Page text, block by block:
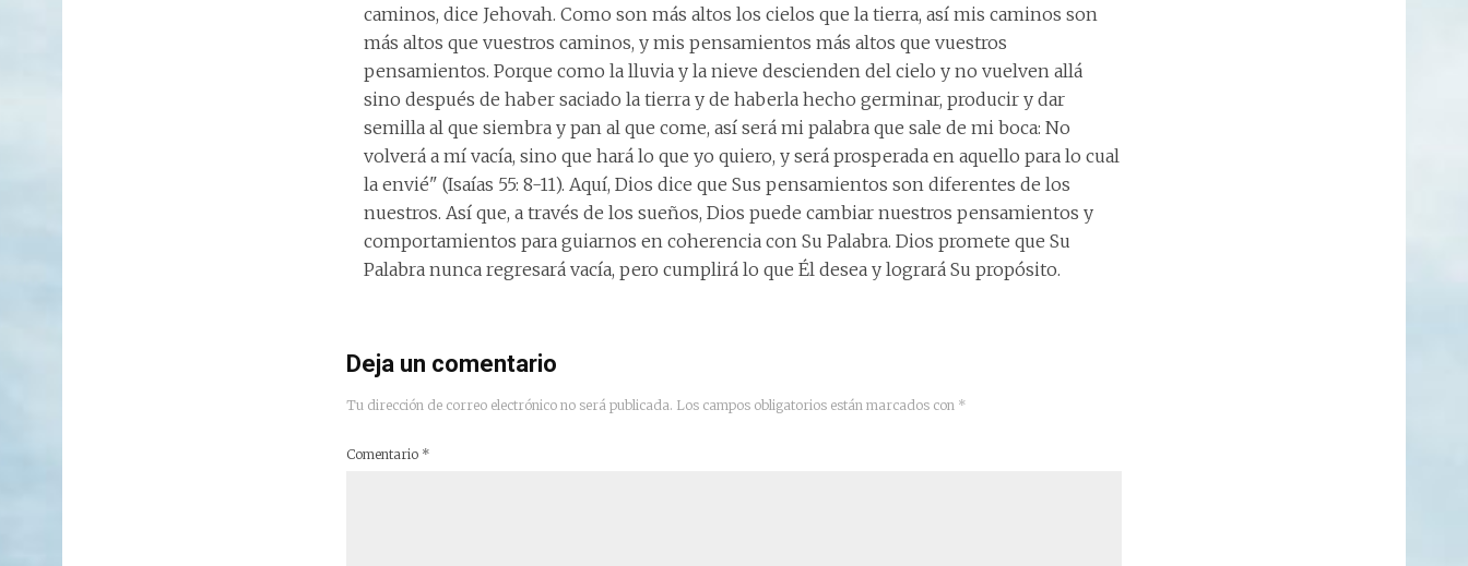
caminos, dice Jehovah. Como son más altos los cielos que la tierra, así mis caminos son
más altos que vuestros caminos, y mis pensamientos más altos que vuestros
pensamientos. Porque como la lluvia y la nieve descienden del cielo y no vuelven allá
sino después de haber saciado la tierra y de haberla hecho germinar, producir y dar
semilla al que siembra y pan al que come, así será mi palabra que sale de mi boca: No
volverá a mí vacía, sino que hará lo que yo quiero, y será prosperada en aquello para lo cual
la envié" (Isaías 55: 8-11). Aquí, Dios dice que Sus pensamientos son diferentes de los
nuestros. Así que, a través de los sueños, Dios puede cambiar nuestros pensamientos y
comportamientos para guiarnos en coherencia con Su Palabra. Dios promete que Su
Palabra nunca regresará vacía, pero cumplirá lo que Él desea y logrará Su propósito.
Deja un comentario
Tu dirección de correo electrónico no será publicada. Los campos obligatorios están marcados con *
Comentario *